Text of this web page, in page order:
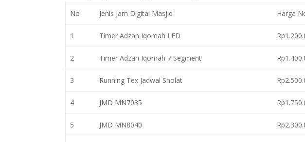
No Jenis Jam Digital Masjid Harga
1 Timer Adzan Iqomah LED
2 Timer Adzan Iqomah 7 Segment
3 Running Tex Jadwal Sholat
4 JMD MN7035
5 JMD MN8040